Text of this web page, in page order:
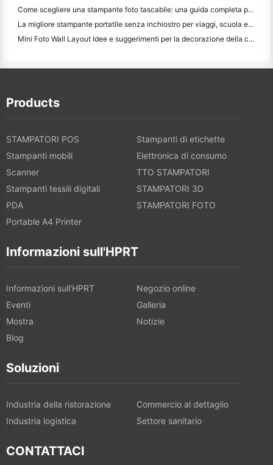
Come scegliere una stampante foto tascabile: una guida completa per gli utenti di giornali, viaggi e iPhone
La migliore stampante portatile senza inchiostro per viaggi, scuola e lavoro mobile: Hanin MT620 Pro Recensione
Mini Foto Wall Layout Idee e suggerimenti per la decorazione della camera da letto e del dormitorio
Products
STAMPATORI POS
Stampanti di etichette
Stampanti mobili
Elettronica di consumo
Scanner
TTO STAMPATORI
Stampanti tessili digitali
STAMPATORI 3D
PDA
STAMPATORI FOTO
Portable A4 Printer
Informazioni sull'HPRT
Informazioni sull'HPRT
Negozio online
Eventi
Galleria
Mostra
Notizie
Blog
Soluzioni
Industria della ristorazione
Commercio al dettaglio
Industria logistica
Settore sanitario
CONTATTACI